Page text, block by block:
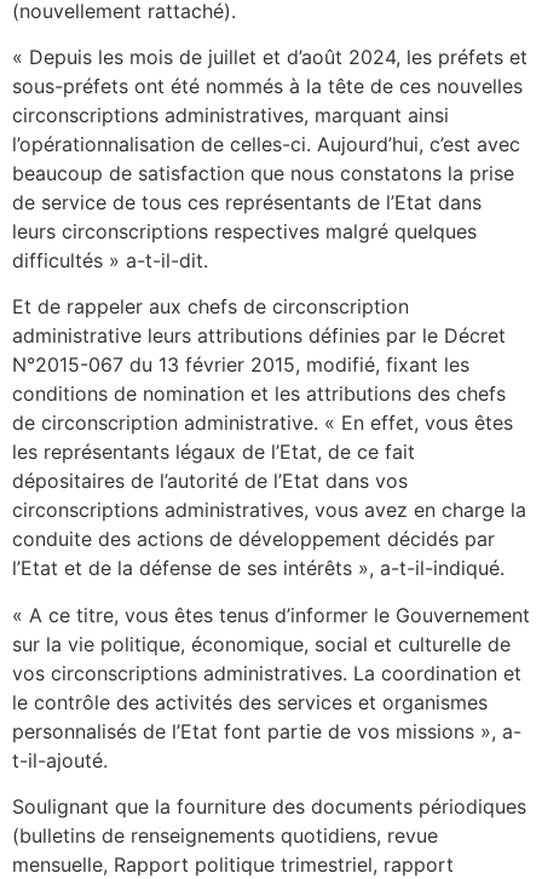
(nouvellement rattaché).
« Depuis les mois de juillet et d’août 2024, les préfets et
sous-préfets ont été nommés à la tête de ces nouvelles
circonscriptions administratives, marquant ainsi
l’opérationnalisation de celles-ci. Aujourd’hui, c’est avec
beaucoup de satisfaction que nous constatons la prise
de service de tous ces représentants de l’Etat dans
leurs circonscriptions respectives malgré quelques
difficultés » a-t-il-dit.
Et de rappeler aux chefs de circonscription
administrative leurs attributions définies par le Décret
N°2015-067 du 13 février 2015, modifié, fixant les
conditions de nomination et les attributions des chefs
de circonscription administrative. « En effet, vous êtes
les représentants légaux de l’Etat, de ce fait
dépositaires de l’autorité de l’Etat dans vos
circonscriptions administratives, vous avez en charge la
conduite des actions de développement décidés par
l’Etat et de la défense de ses intérêts », a-t-il-indiqué.
« A ce titre, vous êtes tenus d’informer le Gouvernement
sur la vie politique, économique, social et culturelle de
vos circonscriptions administratives. La coordination et
le contrôle des activités des services et organismes
personnalisés de l’Etat font partie de vos missions », a-
t-il-ajouté.
Soulignant que la fourniture des documents périodiques
(bulletins de renseignements quotidiens, revue
mensuelle, Rapport politique trimestriel, rapport